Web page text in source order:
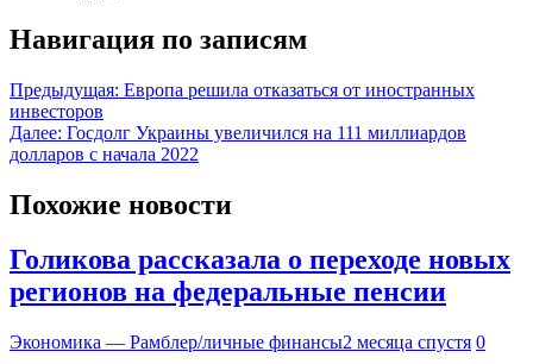
Навигация по записям
Предыдущая: Европа решила отказаться от иностранных
инвесторов
Далее: Госдолг Украины увеличился на 111 миллиардов
долларов с начала 2022
Похожие новости
Голикова рассказала о переходе новых
регионов на федеральные пенсии
Экономика — Рамблер/личные финансы2 месяца спустя 0